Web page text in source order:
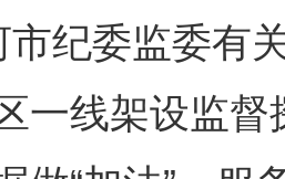
市纪委监委
一线架设监